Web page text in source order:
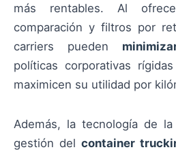
más rentables. Al
comparación y filtros por
carriers pueden
políticas corporativas
maximicen su utilidad por
Además, la tecnología de
gestión delcontainer